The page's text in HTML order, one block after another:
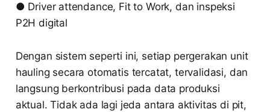
● Driver attendance, Fit to Work, dan inspeksi
P2H digital
Dengan sistem seperti ini, setiap pergerakan unit
hauling secara otomatis tercatat, tervalidasi, dan
langsung berkontribusi pada data produksi
aktual. Tidak ada lagi jeda antara aktivitas di pit,